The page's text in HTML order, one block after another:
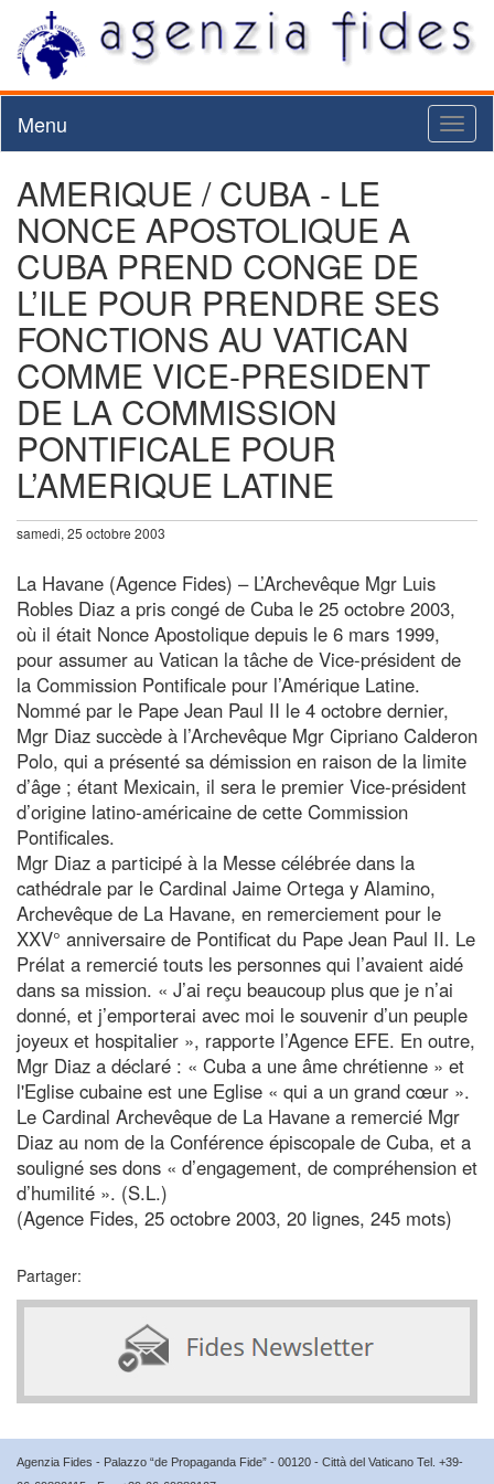
Menu
AMERIQUE / CUBA - LE
NONCE APOSTOLIQUE A
CUBA PREND CONGE DE
L’ILE POUR PRENDRE SES
FONCTIONS AU VATICAN
COMME VICE-PRESIDENT
DE LA COMMISSION
PONTIFICALE POUR
L’AMERIQUE LATINE
samedi, 25 octobre 2003
La Havane (Agence Fides) – L’Archevêque Mgr Luis
Robles Diaz a pris congé de Cuba le 25 octobre 2003,
où il était Nonce Apostolique depuis le 6 mars 1999,
pour assumer au Vatican la tâche de Vice-président de
la Commission Pontificale pour l’Amérique Latine.
Nommé par le Pape Jean Paul II le 4 octobre dernier,
Mgr Diaz succède à l’Archevêque Mgr Cipriano Calderon
Polo, qui a présenté sa démission en raison de la limite
d’âge ; étant Mexicain, il sera le premier Vice-président
d’origine latino-américaine de cette Commission
Pontificales.
Mgr Diaz a participé à la Messe célébrée dans la
cathédrale par le Cardinal Jaime Ortega y Alamino,
Archevêque de La Havane, en remerciement pour le
XXV° anniversaire de Pontificat du Pape Jean Paul II. Le
Prélat a remercié touts les personnes qui l’avaient aidé
dans sa mission. « J’ai reçu beaucoup plus que je n’ai
donné, et j’emporterai avec moi le souvenir d’un peuple
joyeux et hospitalier », rapporte l’Agence EFE. En outre,
Mgr Diaz a déclaré : « Cuba a une âme chrétienne » et
l'Eglise cubaine est une Eglise « qui a un grand cœur ».
Le Cardinal Archevêque de La Havane a remercié Mgr
Diaz au nom de la Conférence épiscopale de Cuba, et a
souligné ses dons « d’engagement, de compréhension et
d’humilité ». (S.L.)
(Agence Fides, 25 octobre 2003, 20 lignes, 245 mots)
Partager:
Agenzia Fides - Palazzo “de Propaganda Fide” - 00120 - Città del Vaticano Tel. +39-